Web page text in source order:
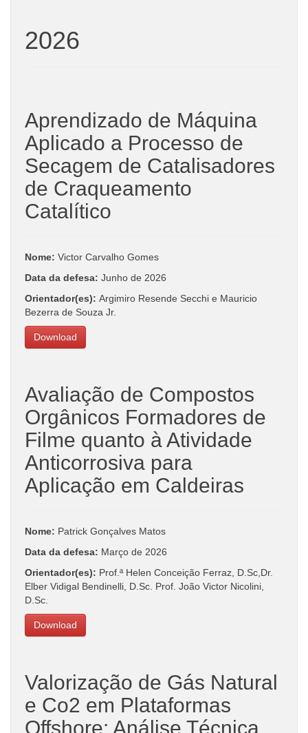
2026
Aprendizado de Máquina
Aplicado a Processo de
Secagem de Catalisadores
de Craqueamento
Catalítico
Nome: Victor Carvalho Gomes
Data da defesa: Junho de 2026
Orientador(es): Argimiro Resende Secchi e Mauricio
Bezerra de Souza Jr.
Download
Avaliação de Compostos
Orgânicos Formadores de
Filme quanto à Atividade
Anticorrosiva para
Aplicação em Caldeiras
Nome: Patrick Gonçalves Matos
Data da defesa: Março de 2026
Orientador(es): Prof.ª Helen Conceição Ferraz, D.Sc,Dr.
Elber Vidigal Bendinelli, D.Sc. Prof. João Victor Nicolini,
D.Sc.
Download
Valorização de Gás Natural
e Co2 em Plataformas
Offshore: Análise Técnica,